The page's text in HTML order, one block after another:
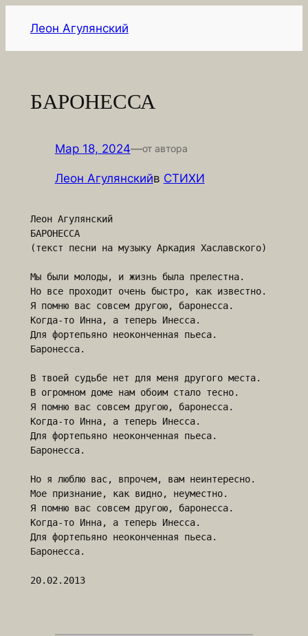
содержимому
Леон Агулянский
БАРОНЕССА
Мар 18, 2024—от автора
Леон Агулянскийв СТИХИ
Леон Агулянский
БАРОНЕССА
(текст песни на музыку Аркадия Хаславского)
Мы были молоды, и жизнь была прелестна.
Но все проходит очень быстро, как известно.
Я помню вас совсем другою, баронесса.
Когда-то Инна, а теперь Инесса.
Для фортепьяно неоконченная пьеса.
Баронесса.
В твоей судьбе нет для меня другого места.
В огромном доме нам обоим стало тесно.
Я помню вас совсем другою, баронесса.
Когда-то Инна, а теперь Инесса.
Для фортепьяно неоконченная пьеса.
Баронесса.
Но я люблю вас, впрочем, вам неинтересно.
Мое признание, как видно, неуместно.
Я помню вас совсем другою, баронесса.
Когда-то Инна, а теперь Инесса.
Для фортепьяно неоконченная пьеса.
Баронесса.